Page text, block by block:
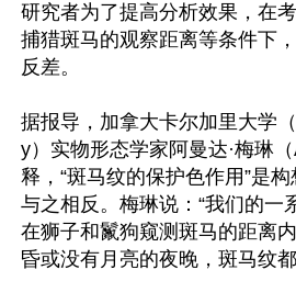
研究者为了提高分析效果，在
捕猎斑马的观察距离等条件下
反差。
据报导，加拿大卡尔加里大学
y）实物形态学家阿曼达·梅琳
释，“斑马纹的保护色作用”是
与之相反。梅琳说：“我们的一
在狮子和鬣狗窥测斑马的距离
昏或没有月亮的夜晚，斑马纹